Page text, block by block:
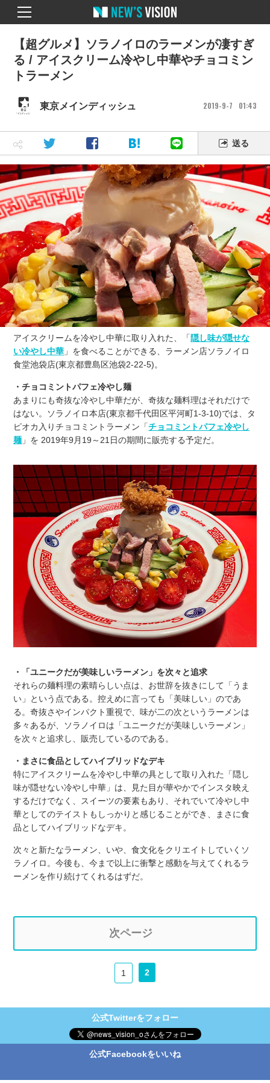
東京メインディッシュ 2019 9 7 01 43
【超グルメ】ソラノイロのラーメンが凄すぎ
る / アイスクリーム冷やし中華やチョコミン
トラーメン
送る
アイスクリームを冷やし中華に取り入れた、「 隠し味が隠せな
い冷やし中華 」を食べることができる、ラーメン店ソラノイロ
食堂池袋店(東京都豊島区池袋2-22-5)。
・チョコミントパフェ冷やし麺
あまりにも奇抜な冷やし中華だが、奇抜な麺料理はそれだけで
はない。ソラノイロ本店(東京都千代田区平河町1-3-10)では、タ
ピオカ入りチョコミントラーメン「チョコミントパフェ冷やし
麺 」を 2019年9月19～21日の期間に販売する予定だ。
・「ユニークだが美味しいラーメン」を次々と追求
それらの麺料理の素晴らしい点は、お世辞を抜きにして「うま
い」という点である。控えめに言っても「美味しい」のであ
る。奇抜さやインパクト重視で、味が二の次というラーメンは
多々あるが、ソラノイロは「ユニークだが美味しいラーメン」
を次々と追求し、販売しているのである。
・まさに食品としてハイブリッドなデキ
特にアイスクリームを冷やし中華の具として取り入れた「隠し
味が隠せない冷やし中華」は、見た目が華やかでインスタ映え
するだけでなく、スイーツの要素もあり、それでいて冷やし中
華としてのテイストもしっかりと感じることができ、まさに食
品としてハイブリッドなデキ。
次々と新たなラーメン、いや、食文化をクリエイトしていくソ
ラノイロ。今後も、今まで以上に衝撃と感動を与えてくれるラ
ーメンを作り続けてくれるはずだ。
次ページ
1 2
公式Twitterをフォロー
公式Facebookをいいね